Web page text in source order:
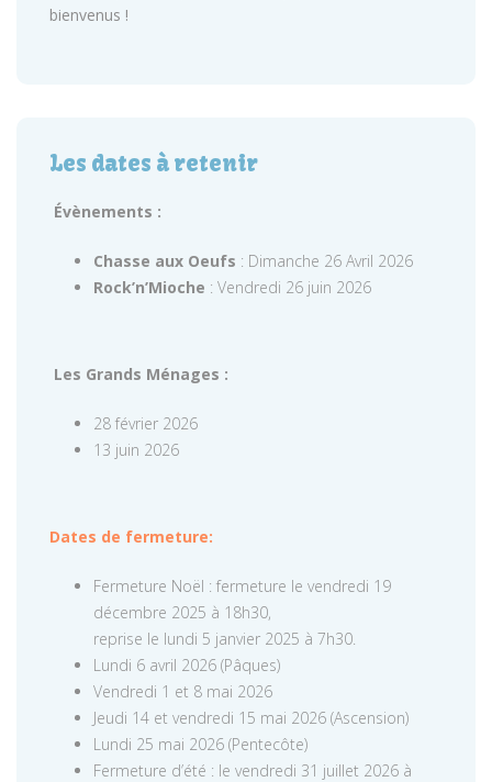
bienvenus !
Les dates à retenir
Évènements :
Chasse aux Oeufs : Dimanche 26 Avril 2026
Rock’n’Mioche : Vendredi 26 juin 2026
Les Grands Ménages :
28 février 2026
13 juin 2026
Dates de fermeture:
Fermeture Noël : fermeture le vendredi 19
décembre 2025 à 18h30,
reprise le lundi 5 janvier 2025 à 7h30.
Lundi 6 avril 2026 (Pâques)
Vendredi 1 et 8 mai 2026
Jeudi 14 et vendredi 15 mai 2026 (Ascension)
Lundi 25 mai 2026 (Pentecôte)
Fermeture d’été : le vendredi 31 juillet 2026 à